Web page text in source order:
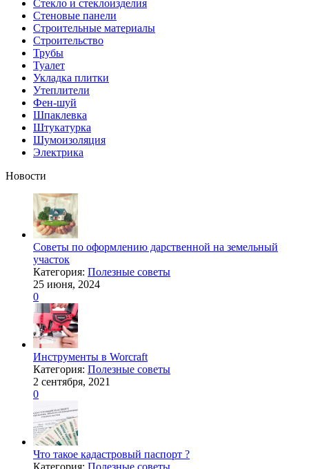
Стекло и стеклоизделия
Стеновые панели
Строительные материалы
Строительство
Трубы
Туалет
Укладка плитки
Утеплители
Фен-шуй
Шпаклевка
Штукатурка
Шумоизоляция
Электрика
Новости
Советы по оформлению дарственной на земельный
участок
Категория: Полезные советы
25 июня, 2024
0
Инструменты в Worcraft
Категория: Полезные советы
2 сентября, 2021
0
Что такое кадастровый паспорт ?